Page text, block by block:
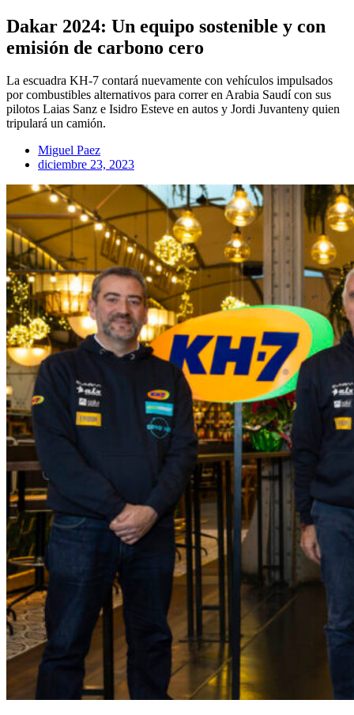
Dakar 2024: Un equipo sostenible y con
emisión de carbono cero
La escuadra KH-7 contará nuevamente con vehículos impulsados
por combustibles alternativos para correr en Arabia Saudí con sus
pilotos Laias Sanz e Isidro Esteve en autos y Jordi Juvanteny quien
tripulará un camión.
Miguel Paez
diciembre 23, 2023